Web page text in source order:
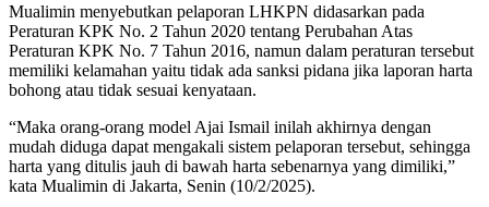
Mualimin menyebutkan pelaporan LHKPN didasarkan pada
Peraturan KPK No. 2 Tahun 2020 tentang Perubahan Atas
Peraturan KPK No. 7 Tahun 2016, namun dalam peraturan tersebut
memiliki kelamahan yaitu tidak ada sanksi pidana jika laporan harta
bohong atau tidak sesuai kenyataan.
“Maka orang-orang model Ajai Ismail inilah akhirnya dengan
mudah diduga dapat mengakali sistem pelaporan tersebut, sehingga
harta yang ditulis jauh di bawah harta sebenarnya yang dimiliki,”
kata Mualimin di Jakarta, Senin (10/2/2025).